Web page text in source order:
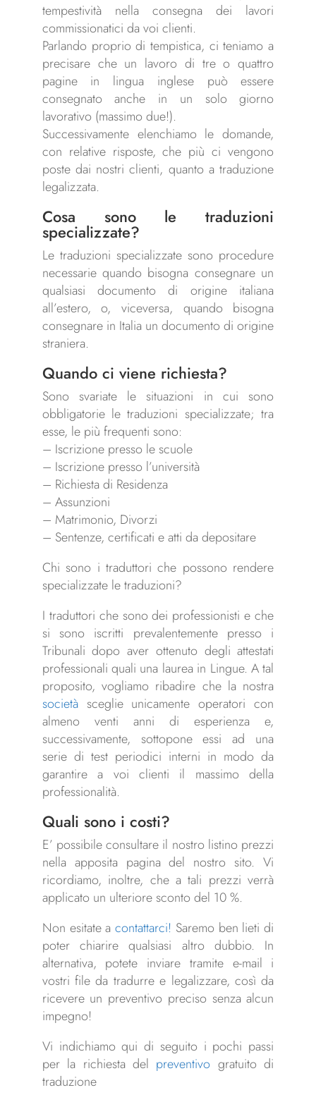
tempestività nella consegna dei lavori
commissionatici da voi clienti.
Parlando proprio di tempistica, ci teniamo a
precisare che un lavoro di tre o quattro
pagine in lingua inglese può essere
consegnato anche in un solo giorno
lavorativo (massimo due!).
Successivamente elenchiamo le domande,
con relative risposte, che più ci vengono
poste dai nostri clienti, quanto a traduzione
legalizzata.
Cosa sono le traduzioni
specializzate?
Le traduzioni specializzate sono procedure
necessarie quando bisogna consegnare un
qualsiasi documento di origine italiana
all’estero, o, viceversa, quando bisogna
consegnare in Italia un documento di origine
straniera.
Quando ci viene richiesta?
Sono svariate le situazioni in cui sono
obbligatorie le traduzioni specializzate; tra
esse, le più frequenti sono:
– Iscrizione presso le scuole
– Iscrizione presso l’università
– Richiesta di Residenza
– Assunzioni
– Matrimonio, Divorzi
– Sentenze, certificati e atti da depositare
Chi sono i traduttori che possono rendere
specializzate le traduzioni?
I traduttori che sono dei professionisti e che
si sono iscritti prevalentemente presso i
Tribunali dopo aver ottenuto degli attestati
professionali quali una laurea in Lingue. A tal
proposito, vogliamo ribadire che la nostra
societàsceglie unicamente operatori con
almeno venti anni di esperienza e,
successivamente, sottopone essi ad una
serie di test periodici interni in modo da
garantire a voi clienti il massimo della
professionalità.
Quali sono i costi?
E’ possibile consultare il nostro listino prezzi
nella apposita pagina del nostro sito. Vi
ricordiamo, inoltre, che a tali prezzi verrà
applicato un ulteriore sconto del 10 %.
Non esitate acontattarci! Saremo ben lieti di
poter chiarire qualsiasi altro dubbio. In
alternativa, potete inviare tramite e-mail i
vostri file da tradurre e legalizzare, così da
ricevere un preventivo preciso senza alcun
impegno!
Vi indichiamo qui di seguito i pochi passi
per la richiesta del preventivo gratuito di
traduzione